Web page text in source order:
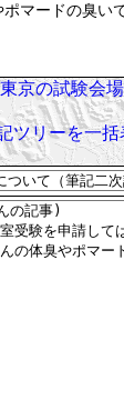
マードの臭い
京の試験会
ツリーを一括